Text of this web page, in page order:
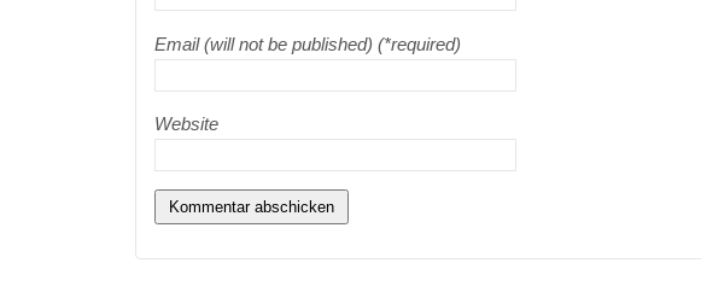
Email (will not be published) (*required)
Website